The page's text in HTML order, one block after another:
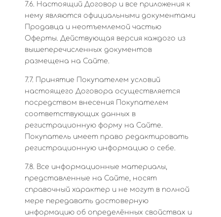
7.6. Настоящий Договор и все приложения к
нему являются официальными документами
Продавца и неотъемлемой частью
Оферты. Действующая версия каждого из
вышеперечисленных документов
размещена на Сайте.
7.7. Принятие Покупателем условий
настоящего Договора осуществляется
посредством внесения Покупателем
соответствующих данных в
регистрационную форму на Сайте.
Покупатель имеет право редактировать
регистрационную информацию о себе.
7.8. Все информационные материалы,
представленные на Сайте, носят
справочный характер и не могут в полной
мере передавать достоверную
информацию об определённых свойствах и